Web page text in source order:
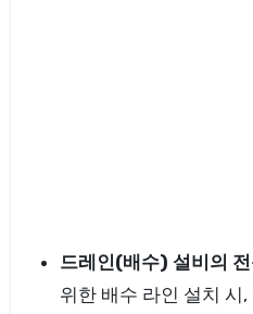
드레인(배수) 설비의
위한 배수 라인 설치 시,